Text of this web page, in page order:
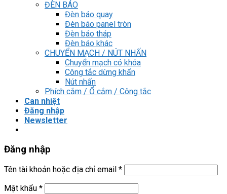
ĐÈN BÁO
Đèn báo quay
Đèn báo panel tròn
Đèn báo tháp
Đèn báo khác
CHUYỂN MẠCH / NÚT NHẤN
Chuyển mạch có khóa
Công tắc dừng khẩn
Nút nhấn
Phích cắm / Ổ cắm / Công tắc
Can nhiệt
Đăng nhập
Newsletter
Đăng nhập
Tên tài khoản hoặc địa chỉ email *
Mật khẩu *